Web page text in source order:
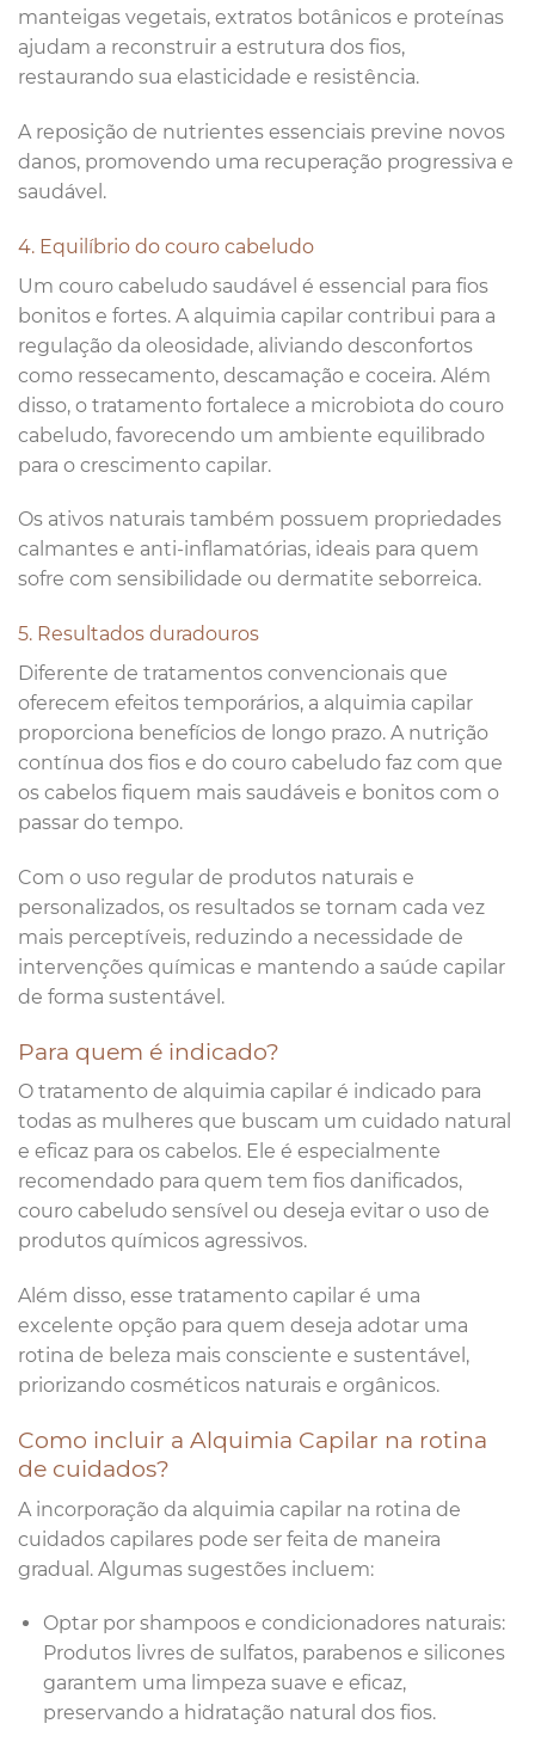
manteigas vegetais, extratos botânicos e proteínas
ajudam a reconstruir a estrutura dos fios,
restaurando sua elasticidade e resistência.
A reposição de nutrientes essenciais previne novos
danos, promovendo uma recuperação progressiva e
saudável.
4. Equilíbrio do couro cabeludo
Um couro cabeludo saudável é essencial para fios
bonitos e fortes. A alquimia capilar contribui para a
regulação da oleosidade, aliviando desconfortos
como ressecamento, descamação e coceira. Além
disso, o tratamento fortalece a microbiota do couro
cabeludo, favorecendo um ambiente equilibrado
para o crescimento capilar.
Os ativos naturais também possuem propriedades
calmantes e anti-inflamatórias, ideais para quem
sofre com sensibilidade ou dermatite seborreica.
5. Resultados duradouros
Diferente de tratamentos convencionais que
oferecem efeitos temporários, a alquimia capilar
proporciona benefícios de longo prazo. A nutrição
contínua dos fios e do couro cabeludo faz com que
os cabelos fiquem mais saudáveis e bonitos com o
passar do tempo.
Com o uso regular de produtos naturais e
personalizados, os resultados se tornam cada vez
mais perceptíveis, reduzindo a necessidade de
intervenções químicas e mantendo a saúde capilar
de forma sustentável.
Para quem é indicado?
O tratamento de alquimia capilar é indicado para
todas as mulheres que buscam um cuidado natural
e eficaz para os cabelos. Ele é especialmente
recomendado para quem tem fios danificados,
couro cabeludo sensível ou deseja evitar o uso de
produtos químicos agressivos.
Além disso, esse tratamento capilar é uma
excelente opção para quem deseja adotar uma
rotina de beleza mais consciente e sustentável,
priorizando cosméticos naturais e orgânicos.
Como incluir a Alquimia Capilar na rotina
de cuidados?
A incorporação da alquimia capilar na rotina de
cuidados capilares pode ser feita de maneira
gradual. Algumas sugestões incluem:
Optar por shampoos e condicionadores naturais:
Produtos livres de sulfatos, parabenos e silicones
garantem uma limpeza suave e eficaz,
preservando a hidratação natural dos fios.